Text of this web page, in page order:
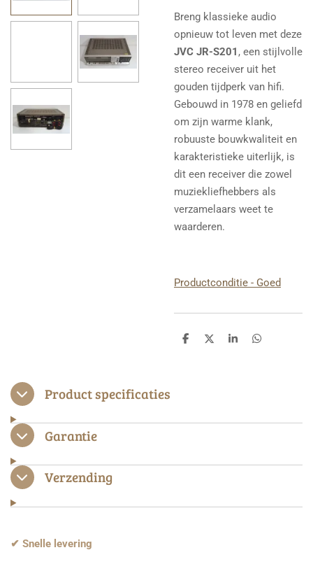
Breng klassieke audio
opnieuw tot leven met deze
JVC JR-S201 , een stijlvolle
stereo receiver uit het
gouden tijdperk van hifi.
Gebouwd in 1978 en geliefd
om zijn warme klank,
robuuste bouwkwaliteit en
karakteristieke uiterlijk, is
dit een receiver die zowel
muziekliefhebbers als
verzamelaars weet te
waarderen.
Productconditie - Goed
D
D
S
D
Product specificaties
Garantie
Verzending
✔ Snelle levering